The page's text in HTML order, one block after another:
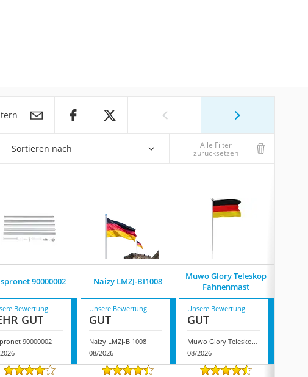
Sortieren nach Alle Filter
zurücksetzen
90000002 Naizy LMZJ-BI1008
Muwo Glory Teleskop
Fahnenmast
Bewertung
GUT
90000002
Unsere Bewertung
GUT
Naizy LMZJ-BI1008
08/2026
Unsere Bewertung
GUT
Muwo Glory Teleskop Fahnenmast
08/2026